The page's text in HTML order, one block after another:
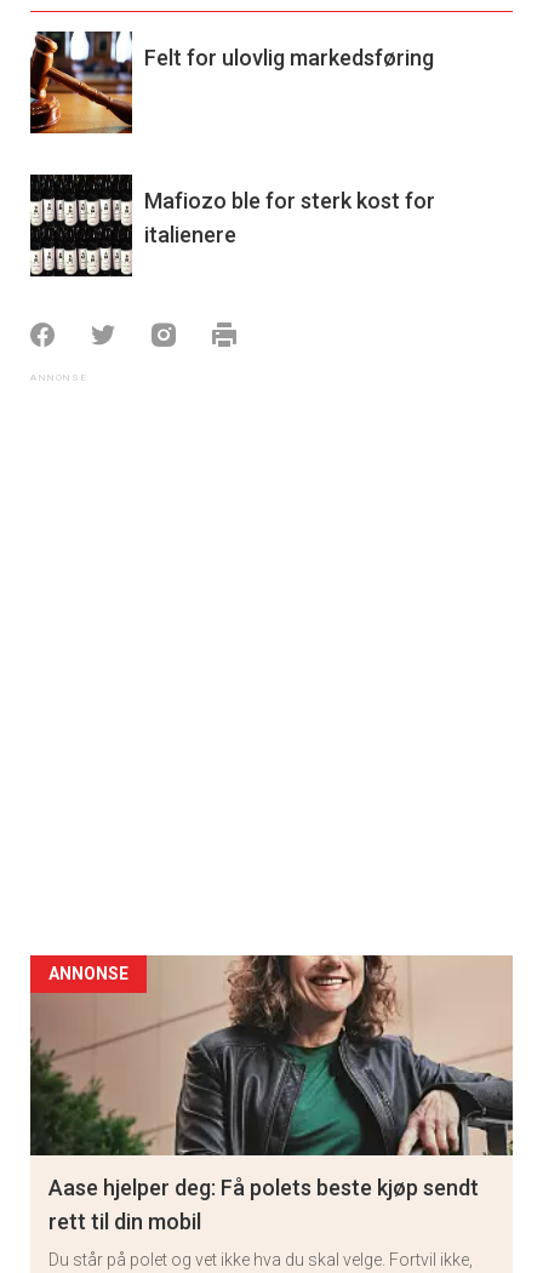
Felt for ulovlig markedsføring
Mafiozo ble for sterk kost for
italienere
ANNONSE
Aase hjelper deg: Få polets beste kjøp sendt
rett til din mobil
Du står på polet og vet ikke hva du skal velge. Fortvil ikke,